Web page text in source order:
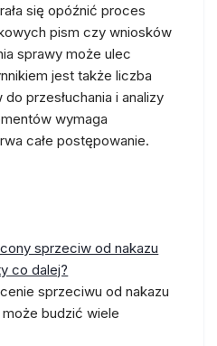
się opóźnić proces
pism czy wniosków
sprawy może ulec
jest także liczba
przesłuchania i analizy
wymaga
całe postępowanie.
sprzeciw od nakazu
co dalej?
sprzeciwu od nakazu
budzić wiele